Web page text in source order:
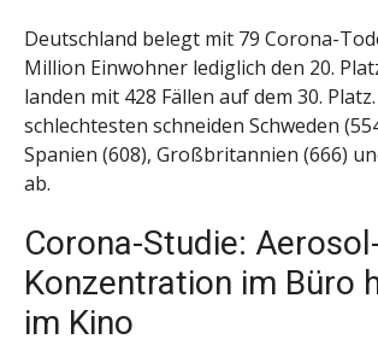
Deutschland belegt mit 79 Corona-
Million Einwohner lediglich den 20.
landen mit 428 Fällen auf dem 30.
schlechtesten schneiden Schweden
Spanien (608), Großbritannien (666)
ab.
Corona-Studie:
Konzentration im Büro
im Kino